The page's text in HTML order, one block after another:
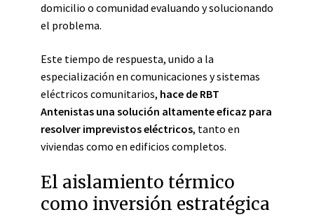
domicilio o comunidad evaluando y solucionando
el problema.
Este tiempo de respuesta, unido a la
especialización en comunicaciones y sistemas
eléctricos comunitarios, hace de RBT
Antenistas una solución altamente eficaz para
resolver imprevistos eléctricos, tanto en
viviendas como en edificios completos.
El aislamiento térmico
como inversión estratégica